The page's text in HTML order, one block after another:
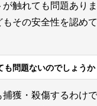
触れても問題あり
その安全性を認め
も問題ないのでしょうか
獲・殺傷するわけ